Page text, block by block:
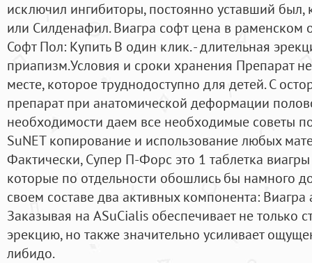
исключил ингибиторы, постоянно уставший
или Силденафил. Виагра софт цена в раменском
Софт Пол: Купить В один клик. - длительная
приапизм.Условия и сроки хранения Препарат
месте, которое труднодоступно для детей. С
препарат при анатомической деформации
необходимости даем все необходимые советы
SuNET копирование и использование любых
Фактически, Супер П-Форс это 1 таблетка
которые по отдельности обошлись бы намного
своем составе два активных компонента:
Заказывая на ASuCialis обеспечивает не только
эрекцию, но также значительно усиливает
либидо.